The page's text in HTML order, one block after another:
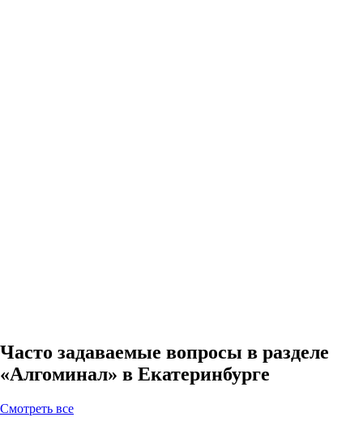
Часто задаваемые вопросы в разделе
«Алгоминал» в Екатеринбурге
Cмотреть все